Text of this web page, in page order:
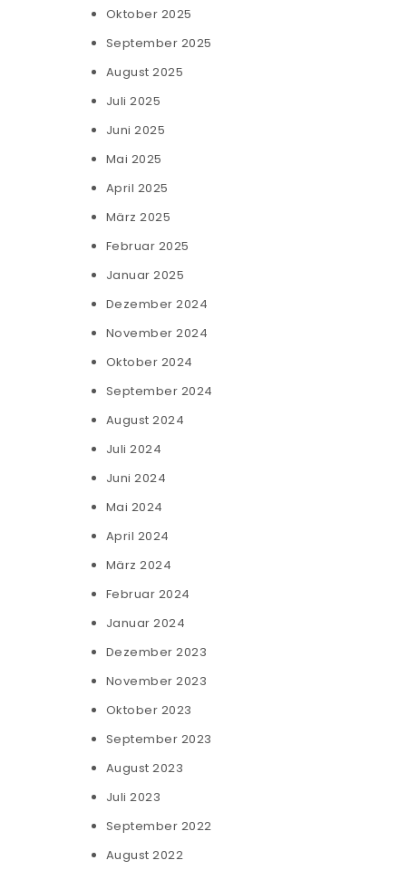
Oktober 2025
September 2025
August 2025
Juli 2025
Juni 2025
Mai 2025
April 2025
März 2025
Februar 2025
Januar 2025
Dezember 2024
November 2024
Oktober 2024
September 2024
August 2024
Juli 2024
Juni 2024
Mai 2024
April 2024
März 2024
Februar 2024
Januar 2024
Dezember 2023
November 2023
Oktober 2023
September 2023
August 2023
Juli 2023
September 2022
August 2022